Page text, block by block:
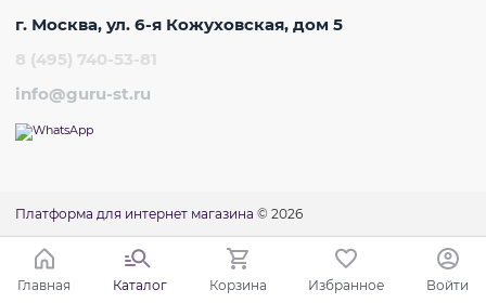
г. Москва, ул. 6-я Кожуховская, дом 5
8 (495) 740-53-81
info@guru-st.ru
Платформа для интернет магазина © 2026
Главная Каталог Корзина Избранное Войти